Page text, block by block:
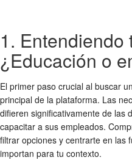
1. Entendiendo
¿Educación o
El primer paso crucial al buscar
principal de la plataforma. Las
difieren significativamente de las
capacitar a sus empleados.
filtrar opciones y centrarte en las
importan para tu contexto.